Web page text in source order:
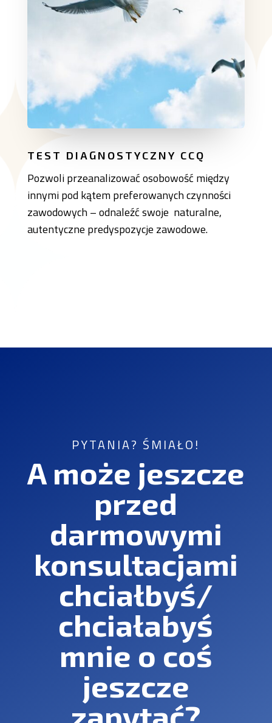
TEST DIAGNOSTYCZNY CCQ
Pozwoli przeanalizować osobowość między
innymi pod kątem preferowanych czynności
zawodowych – odnaleźć swoje naturalne,
autentyczne predyspozycje zawodowe.
PYTANIA? ŚMIAŁO!
A może jeszcze
przed
darmowymi
konsultacjami
chciałbyś/
chciałabyś
mnie o coś
jeszcze
zapytać?